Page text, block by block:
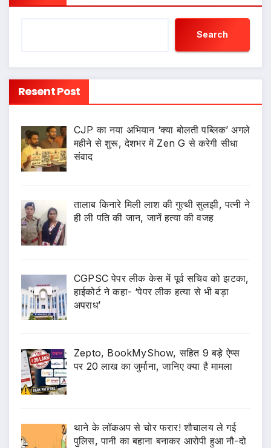
Search
Resent Post
CJP का नया अभियान ‘क्या बोलती पब्लिक’ अगले
महीने से शुरू, देशभर में Zen G से करेगी सीधा
संवाद
तालाब किनारे मिली लाश की गुत्थी सुलझी, पत्नी ने
ही ली पति की जान, जानें हत्या की वजह
CGPSC पेपर लीक केस में पूर्व सचिव को झटका,
हाईकोर्ट ने कहा- ‘पेपर लीक हत्या से भी बड़ा
अपराध’
Zepto, BookMyShow, सहित 9 बड़े ऐप्स
पर 20 लाख का जुर्माना, जानिए क्या है मामला
थाने के लॉकअप से चोर फरार! शौचालय ले गई
पुलिस, पानी का बहाना बनाकर आरोपी हुआ नौ-दो